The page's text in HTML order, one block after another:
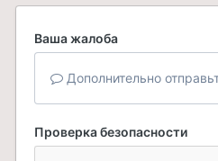
Ваша жалоба
Дополнительно
Проверка безопасности